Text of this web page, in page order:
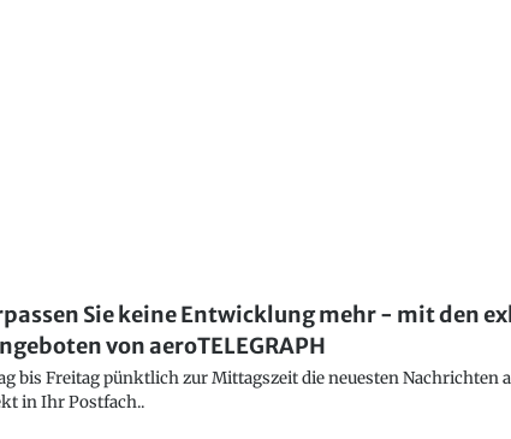
Sie keine Entwicklung mehr - mit den
von aeroTELEGRAPH
bis Freitag pünktlich zur Mittagszeit die neuesten Nachrichten
in Ihr Postfach..